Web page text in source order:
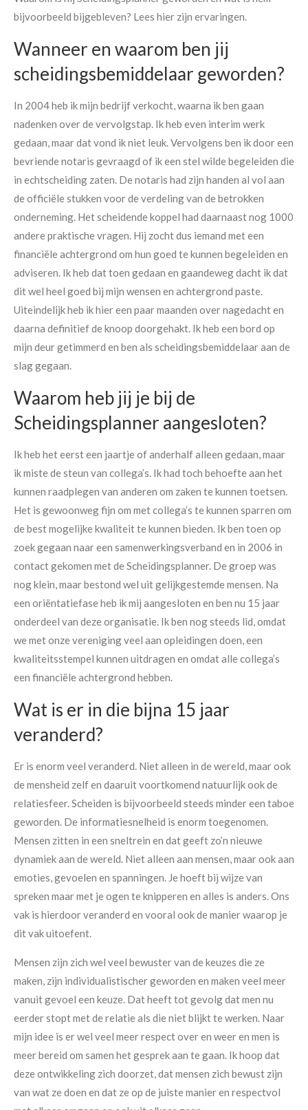
bijvoorbeeld bijgebleven? Lees hier zijn ervaringen.
Wanneer en waarom ben jij
scheidingsbemiddelaar geworden?
In 2004 heb ik mijn bedrijf verkocht, waarna ik ben gaan
nadenken over de vervolgstap. Ik heb even interim werk
gedaan, maar dat vond ik niet leuk. Vervolgens ben ik door een
bevriende notaris gevraagd of ik een stel wilde begeleiden die
in echtscheiding zaten. De notaris had zijn handen al vol aan
de officiële stukken voor de verdeling van de betrokken
onderneming. Het scheidende koppel had daarnaast nog 1000
andere praktische vragen. Hij zocht dus iemand met een
financiële achtergrond om hun goed te kunnen begeleiden en
adviseren. Ik heb dat toen gedaan en gaandeweg dacht ik dat
dit wel heel goed bij mijn wensen en achtergrond paste.
Uiteindelijk heb ik hier een paar maanden over nagedacht en
daarna definitief de knoop doorgehakt. Ik heb een bord op
mijn deur getimmerd en ben als scheidingsbemiddelaar aan de
slag gegaan.
Waarom heb jij je bij de
Scheidingsplanner aangesloten?
Ik heb het eerst een jaartje of anderhalf alleen gedaan, maar
ik miste de steun van collega’s. Ik had toch behoefte aan het
kunnen raadplegen van anderen om zaken te kunnen toetsen.
Het is gewoonweg fijn om met collega’s te kunnen sparren om
de best mogelijke kwaliteit te kunnen bieden. Ik ben toen op
zoek gegaan naar een samenwerkingsverband en in 2006 in
contact gekomen met de Scheidingsplanner. De groep was
nog klein, maar bestond wel uit gelijkgestemde mensen. Na
een oriëntatiefase heb ik mij aangesloten en ben nu 15 jaar
onderdeel van deze organisatie. Ik ben nog steeds lid, omdat
we met onze vereniging veel aan opleidingen doen, een
kwaliteitsstempel kunnen uitdragen en omdat alle collega’s
een financiële achtergrond hebben.
Wat is er in die bijna 15 jaar
veranderd?
Er is enorm veel veranderd. Niet alleen in de wereld, maar ook
de mensheid zelf en daaruit voortkomend natuurlijk ook de
relatiesfeer. Scheiden is bijvoorbeeld steeds minder een taboe
geworden. De informatiesnelheid is enorm toegenomen.
Mensen zitten in een sneltrein en dat geeft zo’n nieuwe
dynamiek aan de wereld. Niet alleen aan mensen, maar ook aan
emoties, gevoelen en spanningen. Je hoeft bij wijze van
spreken maar met je ogen te knipperen en alles is anders. Ons
vak is hierdoor veranderd en vooral ook de manier waarop je
dit vak uitoefent.
Mensen zijn zich wel veel bewuster van de keuzes die ze
maken, zijn individualistischer geworden en maken veel meer
vanuit gevoel een keuze. Dat heeft tot gevolg dat men nu
eerder stopt met de relatie als die niet blijkt te werken. Naar
mijn idee is er wel veel meer respect over en weer en men is
meer bereid om samen het gesprek aan te gaan. Ik hoop dat
deze ontwikkeling zich doorzet, dat mensen zich bewust zijn
van wat ze doen en dat ze op de juiste manier en respectvol